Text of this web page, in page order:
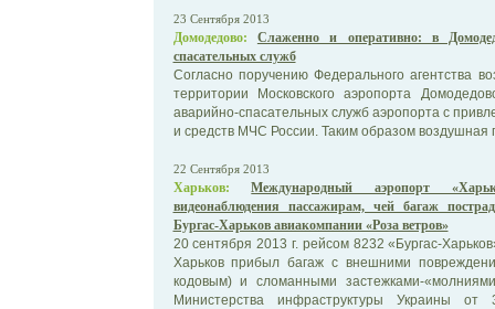
23 Сентября 2013
Домодедово:
Слаженно и оперативно: в
спасательных служб
Согласно поручению Федерального агентства
территории Московского аэропорта
аварийно-спасательных служб аэропорта с
и средств МЧС России. Таким образом воздушная
22 Сентября 2013
Харьков:
Международный аэропорт
видеонаблюдения пассажирам, чей багаж
Бургас-Харьков авиакомпании «Роза ветров»
20 сентября 2013 г. рейсом 8232 «Бургас-
Харьков прибыл багаж с внешними
кодовым) и сломанными застежками-
Министерства инфраструктуры Украины